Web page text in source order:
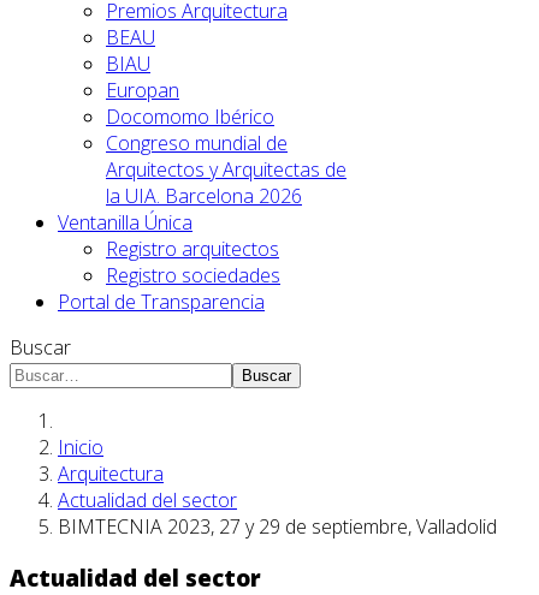
Premios Arquitectura
BEAU
BIAU
Europan
Docomomo Ibérico
Congreso mundial de
Arquitectos y Arquitectas de
la UIA. Barcelona 2026
Ventanilla Única
Registro arquitectos
Registro sociedades
Portal de Transparencia
Buscar
Buscar
Inicio
Arquitectura
Actualidad del sector
BIMTECNIA 2023, 27 y 29 de septiembre, Valladolid
Actualidad del sector